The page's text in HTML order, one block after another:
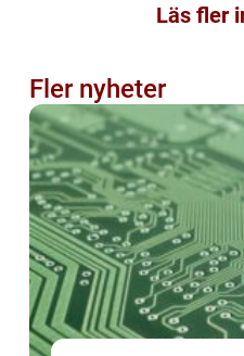
Läs fler
Fler nyheter